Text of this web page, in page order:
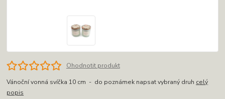
Ohodnotit produkt
Vánoční vonná svíčka 10 cm - do poznámek napsat vybraný druh celý
popis